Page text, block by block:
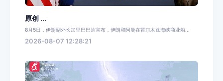
原创 ...
8月5日，伊朗副外长加里巴巴迪宣布，伊朗和阿曼在霍尔木兹海峡商业船...
2026-08-07 12:28:21